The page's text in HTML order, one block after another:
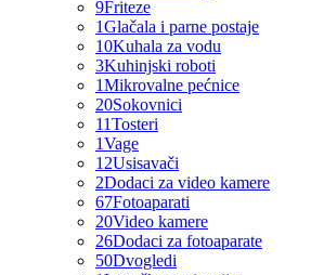
9Friteze
1Glačala i parne postaje
10Kuhala za vodu
3Kuhinjski roboti
1Mikrovalne pećnice
20Sokovnici
11Tosteri
1Vage
12Usisavači
2Dodaci za video kamere
67Fotoaparati
20Video kamere
26Dodaci za fotoaparate
50Dvogledi